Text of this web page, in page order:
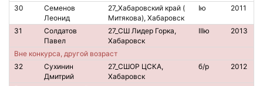
30
Семенов
Леонид
27_Хабаровский край (
Митякова), Хабаровск
Iю 2011
31
Солдатов
Павел
27_СШ Лидер Горка,
Хабаровск
IIIю 2013
Вне конкурса, другой возраст
32
Сухинин
Дмитрий
27_СШОР ЦСКА,
Хабаровск
б/р 2012